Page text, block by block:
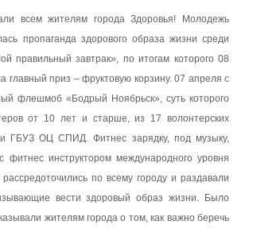
всем жителям города Здоровья! Молодежь
пропаганда здорового образа жизни среди
правильный завтрак», по итогам которого 08
главный приз – фруктовую корзину. 07 апреля с
флешмоб «Бодрый Ноябрьск», суть которого
от 10 лет и старше, из 17 волонтерских
ГБУЗ ОЦ СПИД. Фитнес зарядку, под музыку,
инструктором международного уровня
по всему городу и раздавали
вести здоровый образ жизни. Было
жителям города о том, как важно беречь